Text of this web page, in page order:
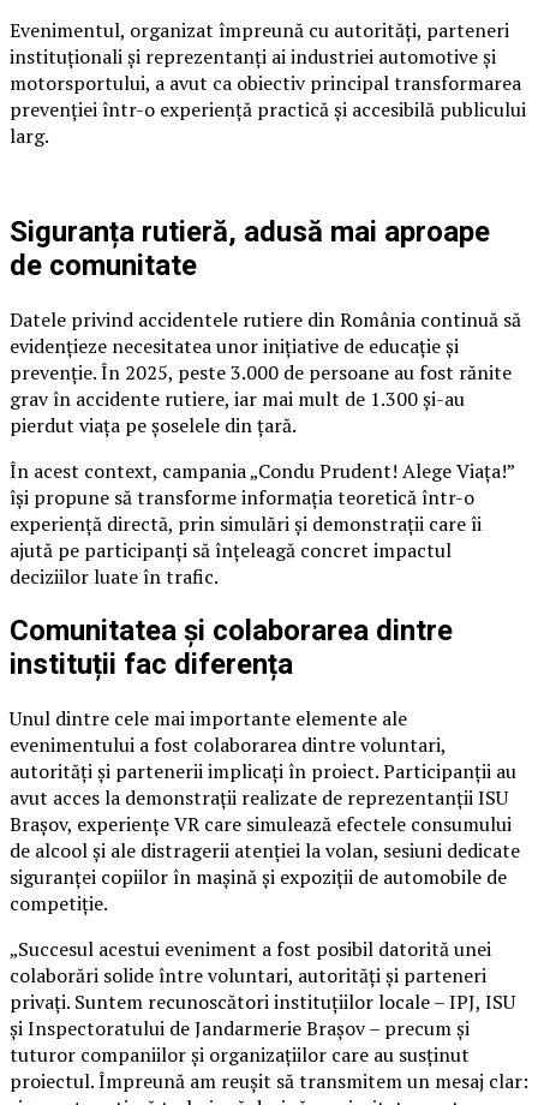
Evenimentul, organizat împreună cu autorități, parteneri
instituționali și reprezentanți ai industriei automotive și
motorsportului, a avut ca obiectiv principal transformarea
prevenției într-o experiență practică și accesibilă publicului
larg.
Siguranța rutieră, adusă mai aproape
de comunitate
Datele privind accidentele rutiere din România continuă să
evidențieze necesitatea unor inițiative de educație și
prevenție. În 2025, peste 3.000 de persoane au fost rănite
grav în accidente rutiere, iar mai mult de 1.300 și-au
pierdut viața pe șoselele din țară.
În acest context, campania „Condu Prudent! Alege Viața!”
își propune să transforme informația teoretică într-o
experiență directă, prin simulări și demonstrații care îi
ajută pe participanți să înțeleagă concret impactul
deciziilor luate în trafic.
Comunitatea și colaborarea dintre
instituții fac diferența
Unul dintre cele mai importante elemente ale
evenimentului a fost colaborarea dintre voluntari,
autorități și partenerii implicați în proiect. Participanții au
avut acces la demonstrații realizate de reprezentanții ISU
Brașov, experiențe VR care simulează efectele consumului
de alcool și ale distragerii atenției la volan, sesiuni dedicate
siguranței copiilor în mașină și expoziții de automobile de
competiție.
„Succesul acestui eveniment a fost posibil datorită unei
colaborări solide între voluntari, autorități și parteneri
privați. Suntem recunoscători instituțiilor locale – IPJ, ISU
și Inspectoratului de Jandarmerie Brașov – precum și
tuturor companiilor și organizațiilor care au susținut
proiectul. Împreună am reușit să transmitem un mesaj clar: